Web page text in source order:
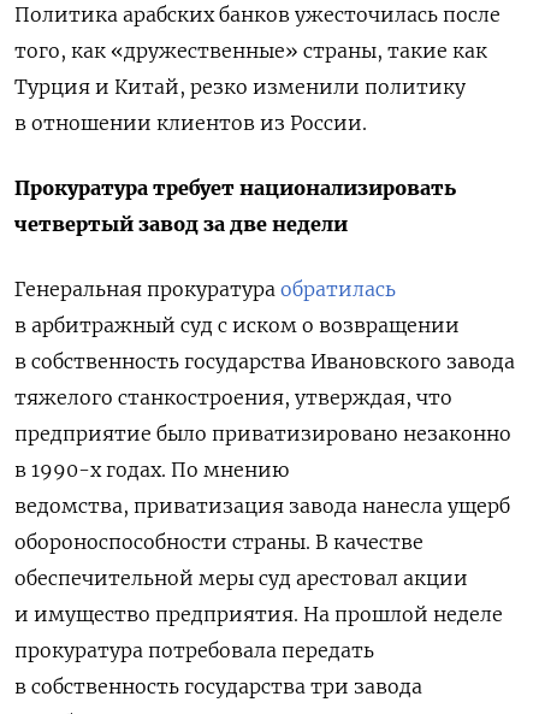
Политика арабских банков ужесточилась после
того, как «дружественные» страны, такие как
Турция и Китай, резко изменили политику
в отношении клиентов из России.
Прокуратура требует национализировать
четвертый завод за две недели
Генеральная прокуратура обратилась
в арбитражный суд с иском о возвращении
в собственность государства Ивановского завода
тяжелого станкостроения, утверждая, что
предприятие было приватизировано незаконно
в 1990-х годах. По мнению
ведомства, приватизация завода нанесла ущерб
обороноспособности страны. В качестве
обеспечительной меры суд арестовал акции
и имущество предприятия. На прошлой неделе
прокуратура потребовала передать
в собственность государства три завода